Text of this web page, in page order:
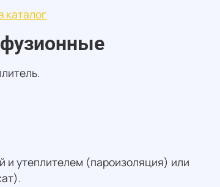
каталог
и утеплителем (пароизоляция) или